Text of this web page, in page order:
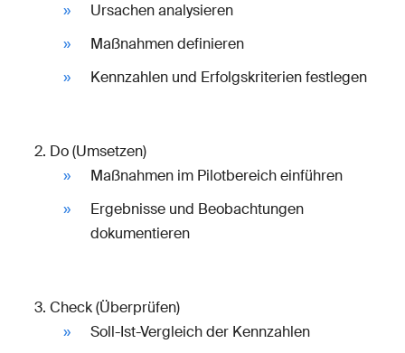
Ursachen analysieren
Maßnahmen definieren
Kennzahlen und Erfolgskriterien festlegen
Do (Umsetzen)
Maßnahmen im Pilotbereich einführen
Ergebnisse und Beobachtungen
dokumentieren
Check (Überprüfen)
Soll-Ist-Vergleich der Kennzahlen